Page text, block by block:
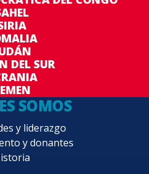
DEL SUR
SOMOS
y liderazgo
y donantes